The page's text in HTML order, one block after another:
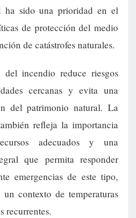
ha sido una prioridad en el
de protección del medio
de catástrofes naturales.
del incendio reduce riesgos
cercanas y evita una
del patrimonio natural. La
refleja la importancia
adecuados y una
que permita responder
emergencias de este tipo,
un contexto de temperaturas
recurrentes.